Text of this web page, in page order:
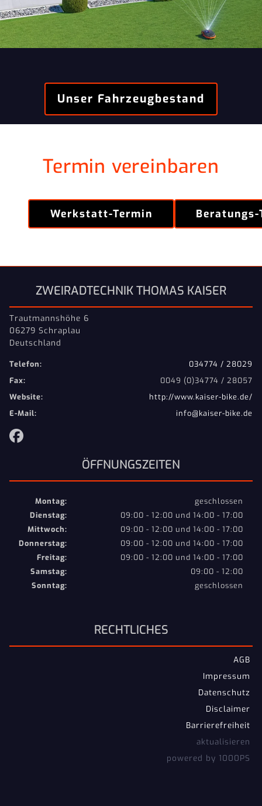
Unser Fahrzeugbestand
Termin vereinbaren
Werkstatt-Termin
ZWEIRADTECHNIK THOMAS KAISER
Trautmannshöhe 6
06279 Schraplau
Deutschland
Telefon:
034774 / 28029
Fax:
0049 (0)34774 / 28057
Website:
http://www.kaiser-bike.de/
E-Mail:
info@kaiser-bike.de
ÖFFNUNGSZEITEN
Montag:
geschlossen
Dienstag:
09:00 - 12:00 und 14:00 - 17:00
Mittwoch:
09:00 - 12:00 und 14:00 - 17:00
Donnerstag:
09:00 - 12:00 und 14:00 - 17:00
Freitag:
09:00 - 12:00 und 14:00 - 17:00
Samstag:
09:00 - 12:00
Sonntag:
geschlossen
RECHTLICHES
AGB
Impressum
Datenschutz
Disclaimer
Barrierefreiheit
aktualisieren
powered by 1000PS